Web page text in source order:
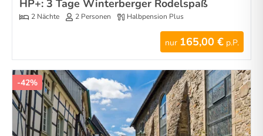
HP+: 3 Tage Winterberger Rodelspaß
2 Nächte 2 Personen Halbpension Plus
nur 165,00 € p.P.
-42%